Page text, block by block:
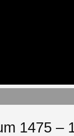
1475 –